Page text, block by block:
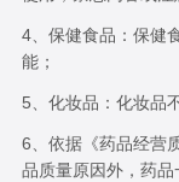
4、保健食品：保健
能；
5、化妆品：化妆品
6、依据《药品经营
品质量原因外，药品